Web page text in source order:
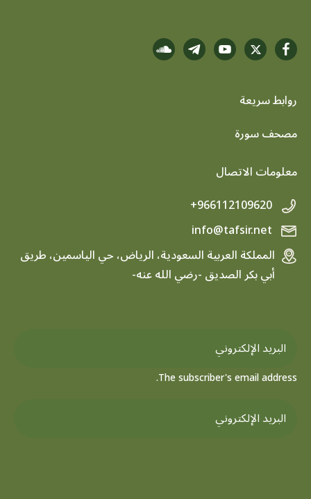
روابط سريعة
footer menu
مصحف سورة
معلومات الاتصال
+966112109620
المملكة العربية السعودية، الرياض، حي الياسمين، طريق
أبي بكر الصديق -رضي الله عنه-
The subscriber's email address.